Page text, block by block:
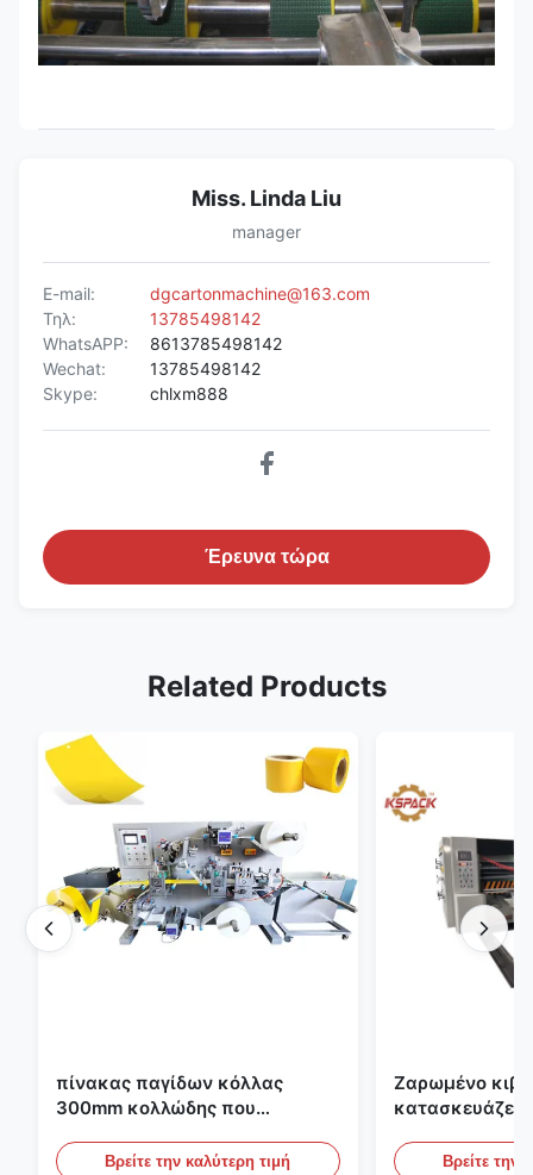
Miss. Linda Liu
manager
E-mail:
dgcartonmachine@163.com
Τηλ:
13785498142
WhatsAPP:
8613785498142
Wechat:
13785498142
Skype:
chlxm888
Έρευνα τώρα
Related Products
πίνακας παγίδων κόλλας
300mm κολλώδης που
γεωργίαΒρείτε την καλύτερη τιμή
Ζαρωμένο
κατασκευάζει
το ζαρωμένο
Βρείτε την